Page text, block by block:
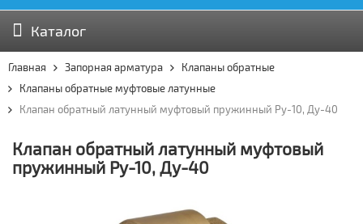
Каталог
Главная Запорная арматура
Клапаны обратные
Клапаны обратные муфтовые латунные
Клапан обратный латунный муфтовый пружинный Ру-10, Ду-40
Клапан обратный латунный муфтовый
пружинный Ру-10, Ду-40